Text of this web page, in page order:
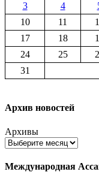
3
4
10
11
17
18
24
25
31
Архив новостей
Архивы
Международная